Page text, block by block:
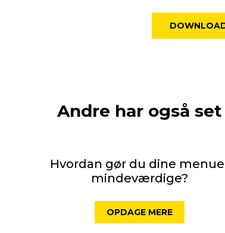
Andre har også set
Hvordan gør du dine
mindeværdige?
OPDAGE MERE